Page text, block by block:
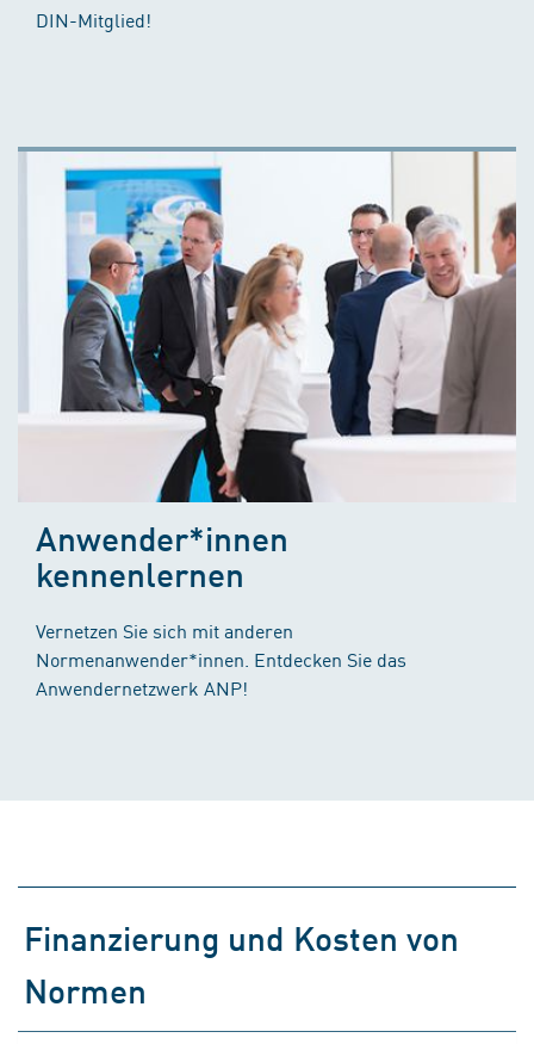
DIN-Mitglied!
Anwender*innen
kennenlernen
Vernetzen Sie sich mit anderen
Normenanwender*innen. Entdecken Sie das
Anwendernetzwerk ANP!
Finanzierung und Kosten von
Normen